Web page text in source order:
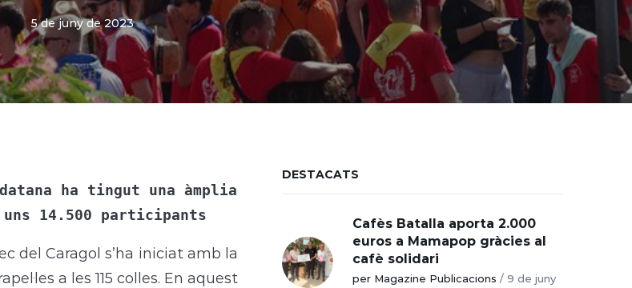
5 de juny de 2023
ha tingut una àmplia
14.500 participants
del Caragol s’ha iniciat amb la
a les 115 colles. En aquest
DESTACATS
Cafès Batalla aporta 2.000
euros a Mamapop gràcies al
cafè solidari
per Magazine Publicacions / 9 de juny